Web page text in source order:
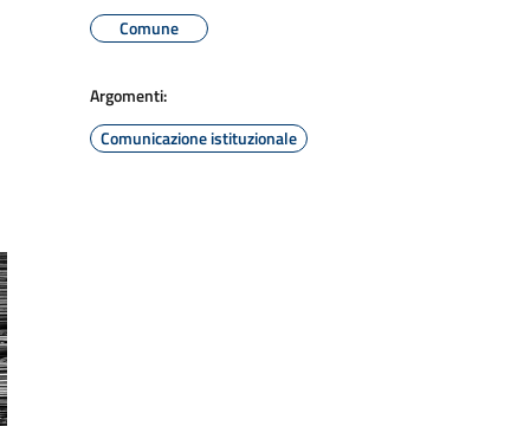
Comune
Argomenti:
Comunicazione istituzionale